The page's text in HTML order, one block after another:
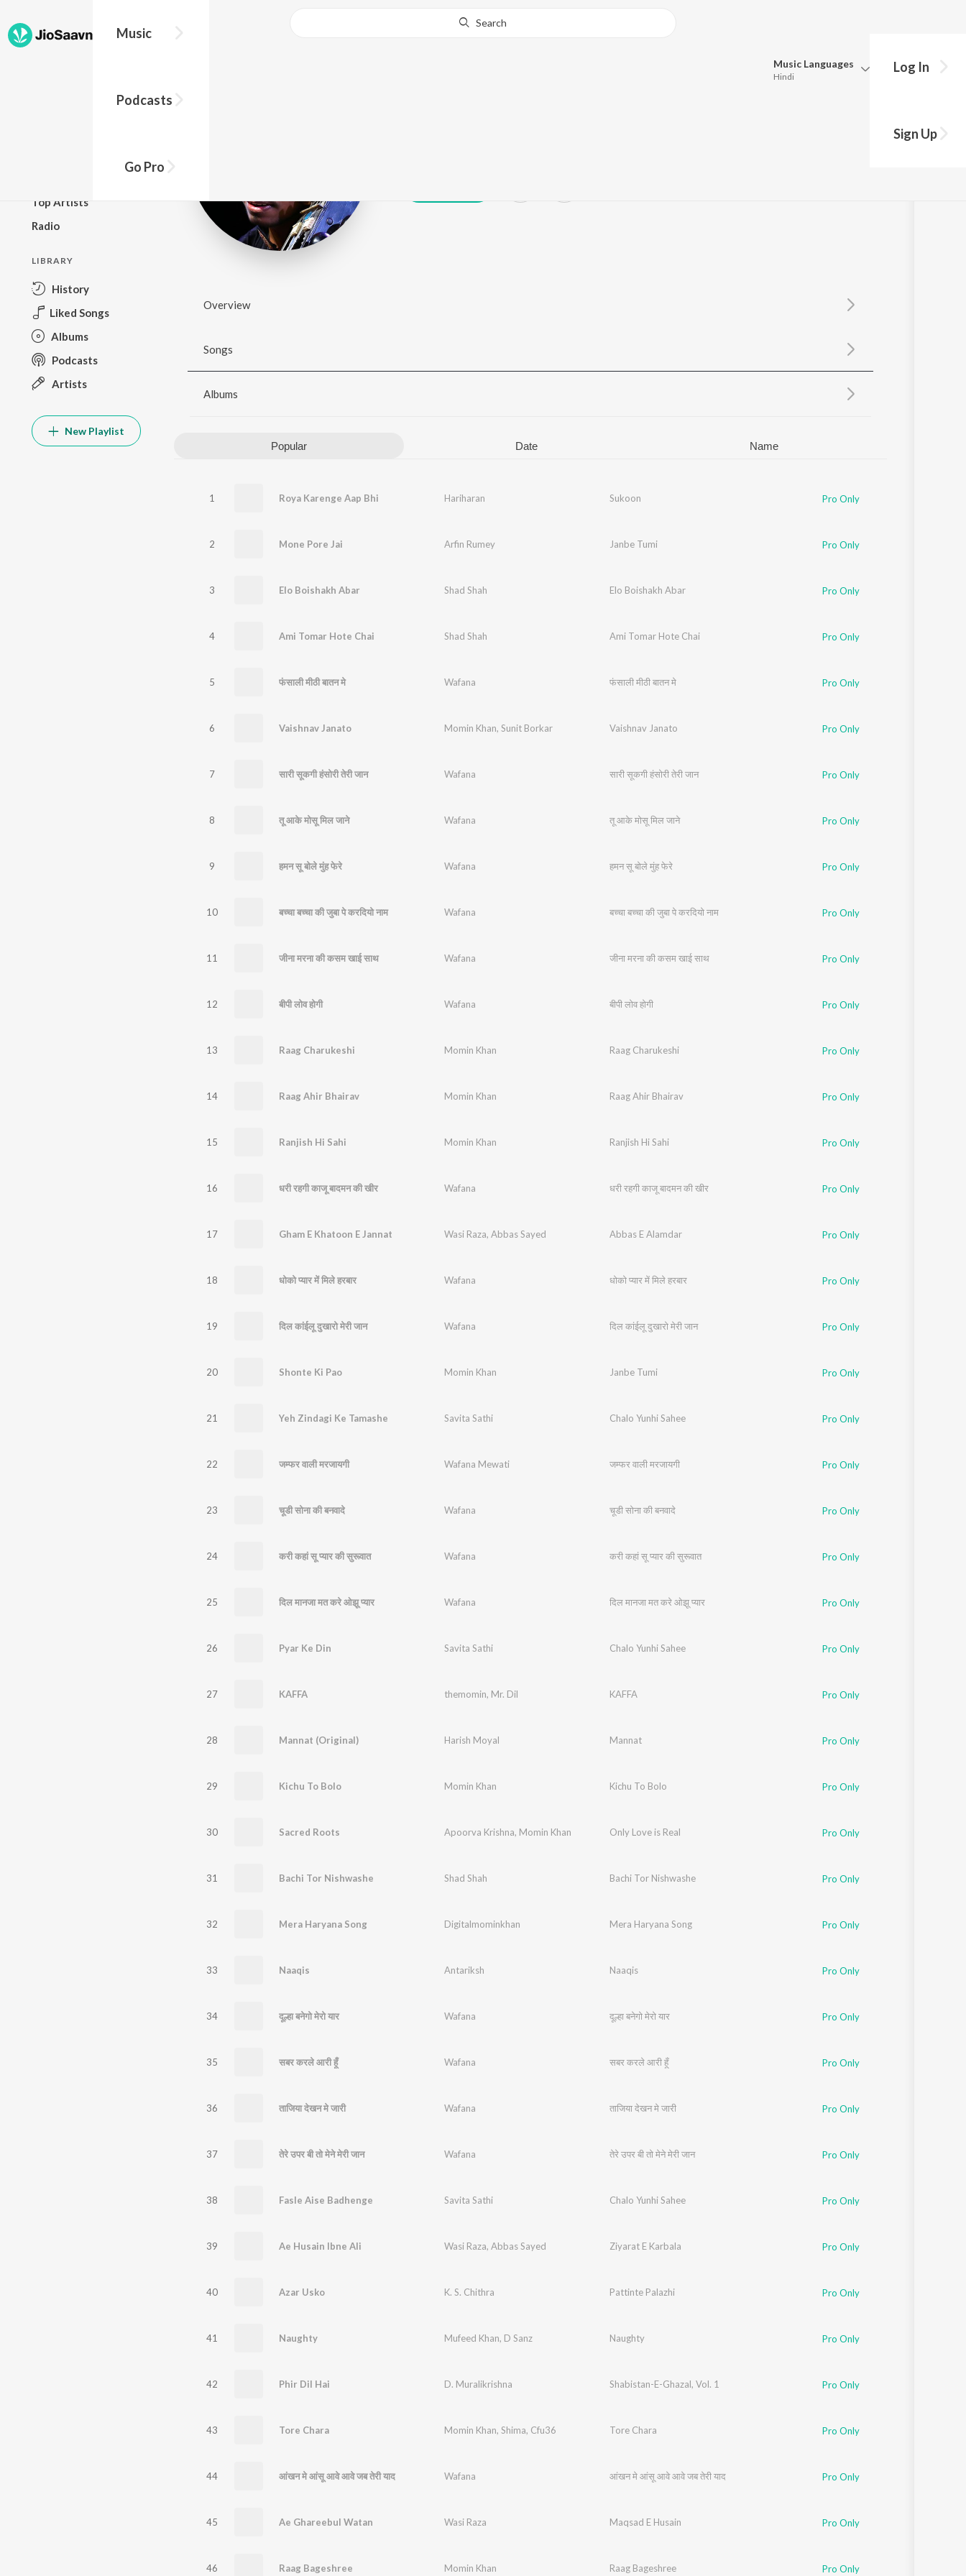
Music
Podcasts
Go Pro
Search
Music Languages
Hindi
Update
Log In
Sign Up
Top Artists
Radio
LIBRARY
History
Liked Songs
Albums
Podcasts
Artists
New Playlist
Overview
Songs
Albums
Popular Date Name
1 Roya Karenge Aap Bhi Hariharan Sukoon Pro Only
2 Mone Pore Jai Arfin Rumey Janbe Tumi Pro Only
3 Elo Boishakh Abar Shad Shah Elo Boishakh Abar Pro Only
4 Ami Tomar Hote Chai Shad Shah Ami Tomar Hote Chai Pro Only
5 फंसाली मीठी बातन मे Wafana फंसाली मीठी बातन मे Pro Only
6 Vaishnav Janato Momin Khan, Sunit Borkar Vaishnav Janato Pro Only
7 सारी सूकगी हंसोरी तेरी जान Wafana सारी सूकगी हंसोरी तेरी जान Pro Only
8 तू आके मोसू मिल जाने Wafana तू आके मोसू मिल जाने Pro Only
9 हमन सू बोले मुंह फेरे Wafana हमन सू बोले मुंह फेरे Pro Only
10 बच्चा बच्चा की जुबा पे करदियो नाम Wafana बच्चा बच्चा की जुबा पे करदियो नाम Pro Only
11 जीना मरना की कसम खाई साथ Wafana जीना मरना की कसम खाई साथ Pro Only
12 बीपी लोव होगी Wafana बीपी लोव होगी Pro Only
13 Raag Charukeshi Momin Khan Raag Charukeshi Pro Only
14 Raag Ahir Bhairav Momin Khan Raag Ahir Bhairav Pro Only
15 Ranjish Hi Sahi Momin Khan Ranjish Hi Sahi Pro Only
16 धरी रहगी काजू बादमन की खीर Wafana धरी रहगी काजू बादमन की खीर Pro Only
17 Gham E Khatoon E Jannat Wasi Raza, Abbas Sayed Abbas E Alamdar Pro Only
18 धोको प्यार में मिले हरबार Wafana धोको प्यार में मिले हरबार Pro Only
19 दिल कांईलू दुखारो मेरी जान Wafana दिल कांईलू दुखारो मेरी जान Pro Only
20 Shonte Ki Pao Momin Khan Janbe Tumi Pro Only
21 Yeh Zindagi Ke Tamashe Savita Sathi Chalo Yunhi Sahee Pro Only
22 जम्फर वाली मरजायगी Wafana Mewati जम्फर वाली मरजायगी Pro Only
23 चूडी सोना की बनवादे Wafana चूडी सोना की बनवादे Pro Only
24 करी कहां सू प्यार की सुरूवात Wafana करी कहां सू प्यार की सुरूवात Pro Only
25 दिल मानजा मत करे ओझू प्यार Wafana दिल मानजा मत करे ओझू प्यार Pro Only
26 Pyar Ke Din Savita Sathi Chalo Yunhi Sahee Pro Only
27 KAFFA themomin, Mr. Dil KAFFA Pro Only
28 Mannat (Original) Harish Moyal Mannat Pro Only
29 Kichu To Bolo Momin Khan Kichu To Bolo Pro Only
30 Sacred Roots Apoorva Krishna, Momin Khan Only Love is Real Pro Only
31 Bachi Tor Nishwashe Shad Shah Bachi Tor Nishwashe Pro Only
32 Mera Haryana Song Digitalmominkhan Mera Haryana Song Pro Only
33 Naaqis Antariksh Naaqis Pro Only
34 दूल्हा बनेगो मेरो यार Wafana दूल्हा बनेगो मेरो यार Pro Only
35 सबर करले आरी हूँ Wafana सबर करले आरी हूँ Pro Only
36 ताजिया देखन मे जारी Wafana ताजिया देखन मे जारी Pro Only
37 तेरे उपर बी तो मेने मेरी जान Wafana तेरे उपर बी तो मेने मेरी जान Pro Only
38 Fasle Aise Badhenge Savita Sathi Chalo Yunhi Sahee Pro Only
39 Ae Husain Ibne Ali Wasi Raza, Abbas Sayed Ziyarat E Karbala Pro Only
40 Azar Usko K. S. Chithra Pattinte Palazhi Pro Only
41 Naughty Mufeed Khan, D Sanz Naughty Pro Only
42 Phir Dil Hai D. Muralikrishna Shabistan-E-Ghazal, Vol. 1 Pro Only
43 Tore Chara Momin Khan, Shima, Cfu36 Tore Chara Pro Only
44 आंखन मे आंसू आवे आवे जब तेरी याद Wafana आंखन मे आंसू आवे आवे जब तेरी याद Pro Only
45 Ae Ghareebul Watan Wasi Raza Maqsad E Husain Pro Only
46 Raag Bageshree Momin Khan Raag Bageshree Pro Only